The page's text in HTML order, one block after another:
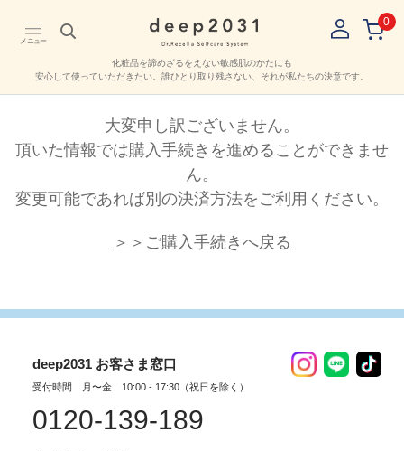
メニュー
0
化粧品を諦めざるをえない敏感肌のかたにも
安心して使っていただきたい。 誰ひとり取り残さない、それが私たちの決意です。
大変申し訳ございません。
頂いた情報では購入手続きを進めることができませ
ん。
変更可能であれば別の決済方法をご利用ください。
＞＞ご購入手続きへ戻る
deep2031 お客さま窓口
受付時間 月〜金 10:00 - 17:30（祝日を除く）
0120-139-189